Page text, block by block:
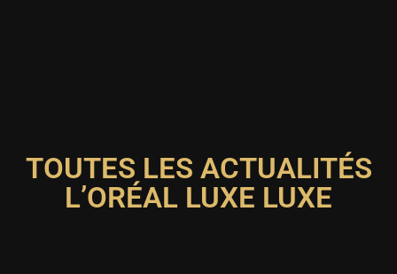
TOUTES LES ACTUALITÉS
L’ORÉAL LUXE LUXE